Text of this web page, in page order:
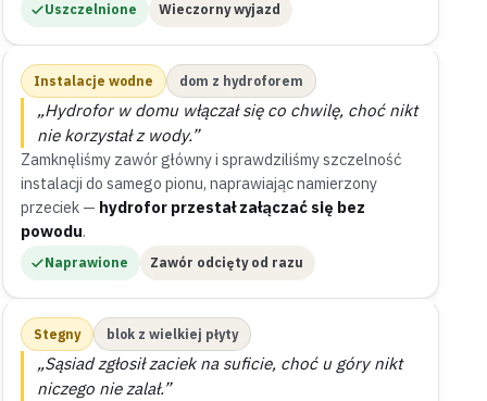
Uszczelnione Wieczorny wyjazd
Instalacje wodne dom z hydroforem
„Hydrofor w domu włączał się co chwilę, choć nikt
nie korzystał z wody.”
Zamknęliśmy zawór główny i sprawdziliśmy szczelność
instalacji do samego pionu, naprawiając namierzony
przeciek — hydrofor przestał załączać się bez
powodu.
Naprawione Zawór odcięty od razu
Stegny blok z wielkiej płyty
„Sąsiad zgłosił zaciek na suficie, choć u góry nikt
niczego nie zalał.”